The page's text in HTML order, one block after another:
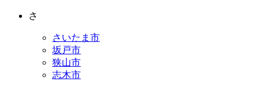
さ
さいたま市
坂戸市
狭山市
志木市